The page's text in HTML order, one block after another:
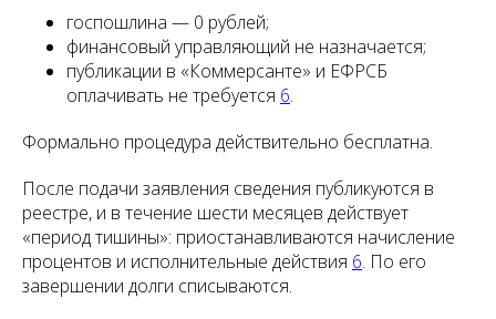
госпошлина — 0 рублей;
финансовый управляющий не назначается;
публикации в «Коммерсанте» и ЕФРСБ
оплачивать не требуется 6.
Формально процедура действительно бесплатна.
После подачи заявления сведения публикуются в
реестре, и в течение шести месяцев действует
«период тишины»: приостанавливаются начисление
процентов и исполнительные действия 6. По его
завершении долги списываются.